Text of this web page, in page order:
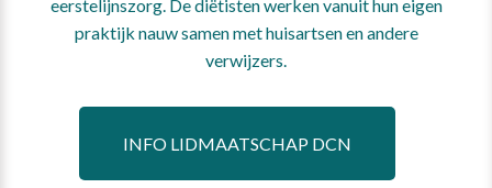
eerstelijnszorg. De diëtisten werken vanuit hun eigen
praktijk nauw samen met huisartsen en andere
verwijzers.
INFO LIDMAATSCHAP DCN